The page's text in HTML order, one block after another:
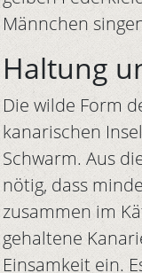
Männchen
Haltung
Die wilde Form
kanarischen
Schwarm. Aus
nötig, dass
zusammen im
gehaltene
Einsamkeit ein.